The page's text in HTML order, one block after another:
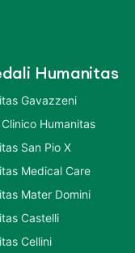
Humanitas
Gavazzeni
Humanitas
San Pio X
Medical Care
Mater Domini
Castelli
Cellini